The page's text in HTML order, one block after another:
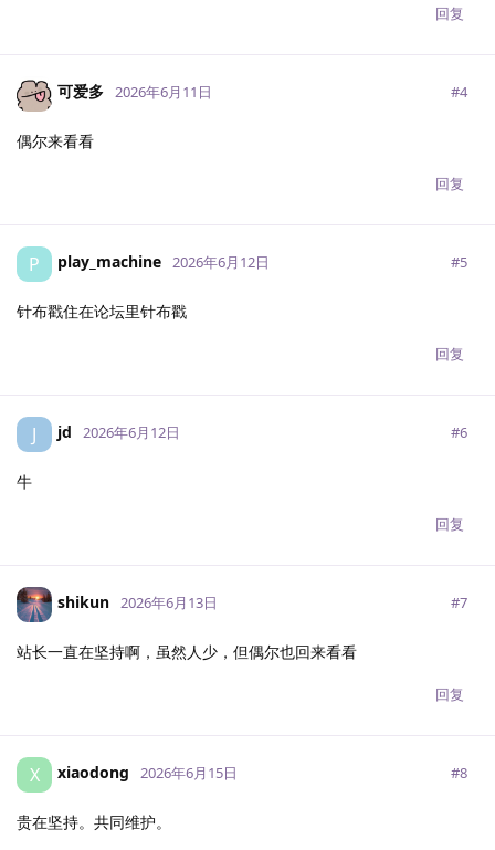
回复
可爱多 2026年6月11日 #4
偶尔来看看
回复
P play_machine 2026年6月12日 #5
针布戳住在论坛里针布戳
回复
J jd 2026年6月12日 #6
牛
回复
shikun 2026年6月13日 #7
站长一直在坚持啊，虽然人少，但偶尔也回来看看
回复
X xiaodong 2026年6月15日 #8
贵在坚持。共同维护。